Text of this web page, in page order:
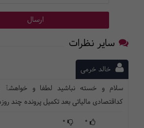
سایر نظرات
خالد خرمی
سلام و خسته نباشید لطفا و خواهشٱ
کداقتصادی مالیاتی بعد تکمیل پرونده چند
0
0